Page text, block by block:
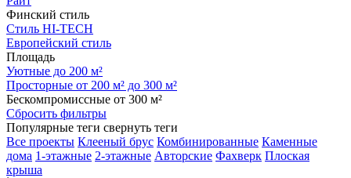
Финский стиль
Стиль HI-TECH
Европейский стиль
Площадь
Уютные до 200 м²
Просторные от 200 м² до 300 м²
Бескомпромиссные от 300 м²
Сбросить фильтры
Популярные теги свернуть теги
Все проекты Клееный брус Комбинированные Каменные
дома 1-этажные 2-этажные Авторские Фахверк Плоская
крыша